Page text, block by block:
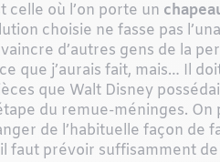
celle où l’on porte un
choisie ne fasse pas
d’autres gens de la
que j’aurais fait, mais… Il
que Walt Disney
du remue-méninges.
de l’habituelle façon
faut prévoir suffisamment